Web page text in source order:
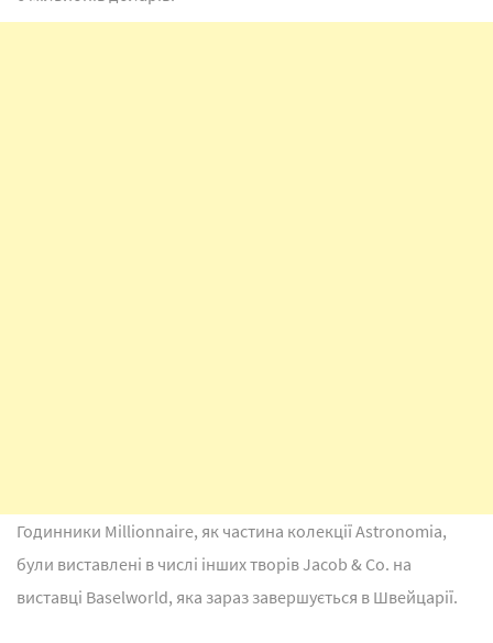
Годинники Millionnaire, як частина колекції Astronomia,
були виставлені в числі інших творів Jacob & Co. на
виставці Baselworld, яка зараз завершується в Швейцарії.